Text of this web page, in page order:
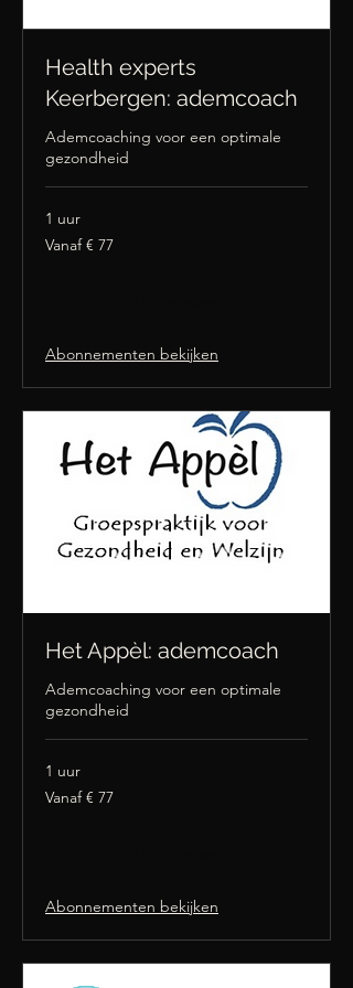
Health experts
Keerbergen: ademcoach
Ademcoaching voor een optimale
gezondheid
1 uur
Vanaf
77
Vanaf € 77
Abonnementen bekijken
Het Appèl: ademcoach
Ademcoaching voor een optimale
gezondheid
1 uur
Vanaf
77
Vanaf € 77
Abonnementen bekijken